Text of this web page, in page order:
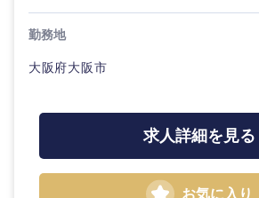
勤務地
大阪府大阪市
求人詳細を見る
お気に入り